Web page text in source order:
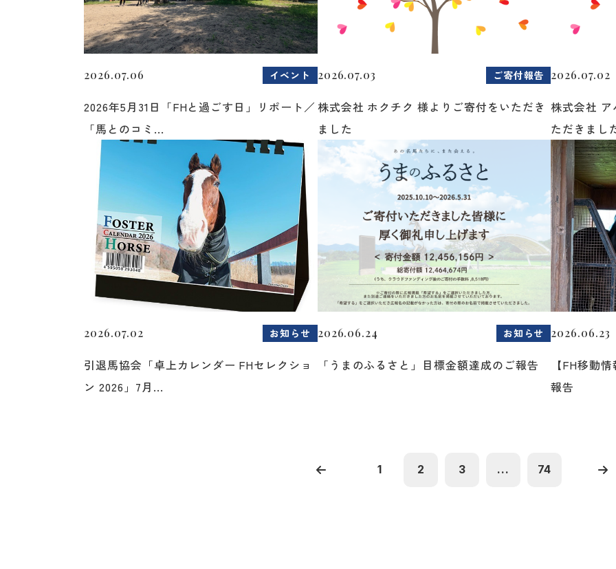
2026.07.06 イベント
2026年5月31日「FHと過ごす日」リポート／
「馬とのコミ...
2026.07.03 ご寄付報告
株式会社 ホクチク 様よりご寄付をいただき
ました
2026.07.02
株式会社
ただきまし
2026.07.02 お知らせ
引退馬協会「卓上カレンダー FHセレクショ
ン 2026」7月...
2026.06.24 お知らせ
「うまのふるさと」目標金額達成のご報告
2026.06.23
【FH移動
報告
1 2 3 ... 74